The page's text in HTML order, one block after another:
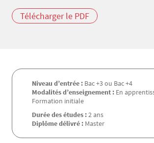
Télécharger le PDF
Niveau d’entrée : Bac +3 ou Bac +4
Modalités d’enseignement : En
Formation initiale
Durée des études :2 ans
Diplôme délivré : Master